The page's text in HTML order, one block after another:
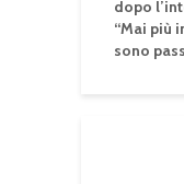
dopo
“Mai più
sono